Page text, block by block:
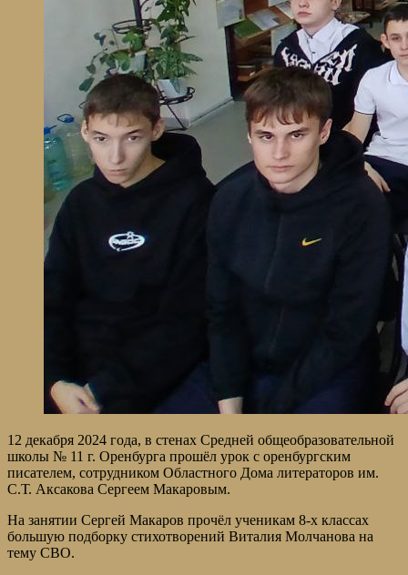
12 декабря 2024 года, в стенах Средней общеобразовательной
школы № 11 г. Оренбурга прошёл урок с оренбургским
писателем, сотрудником Областного Дома литераторов им.
С.Т. Аксакова Сергеем Макаровым.
На занятии Сергей Макаров прочёл ученикам 8-х классах
большую подборку стихотворений Виталия Молчанова на
тему СВО.